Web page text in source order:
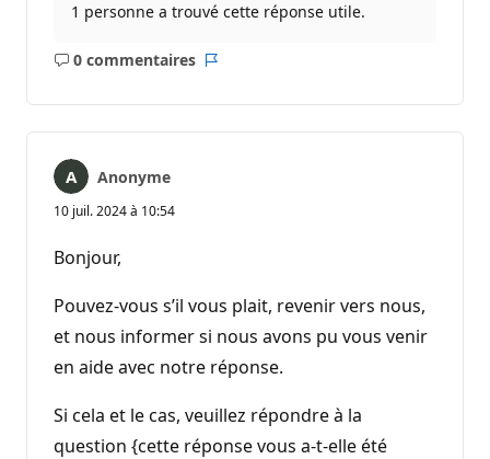
1 personne a trouvé cette réponse utile.
0 commentaires
Aucun
Anonyme
10 juil. 2024 à 10:54
Bonjour,
Pouvez-vous s’il vous plait, revenir vers nous,
et nous informer si nous avons pu vous venir
en aide avec notre réponse.
Si cela et le cas, veuillez répondre à la
question {cette réponse vous a-t-elle été